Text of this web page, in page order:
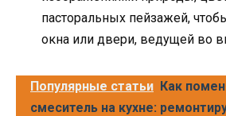
пасторальных пейзажей,
окна или двери, ведущей во
Популярные статьи Как
смеситель на кухне: